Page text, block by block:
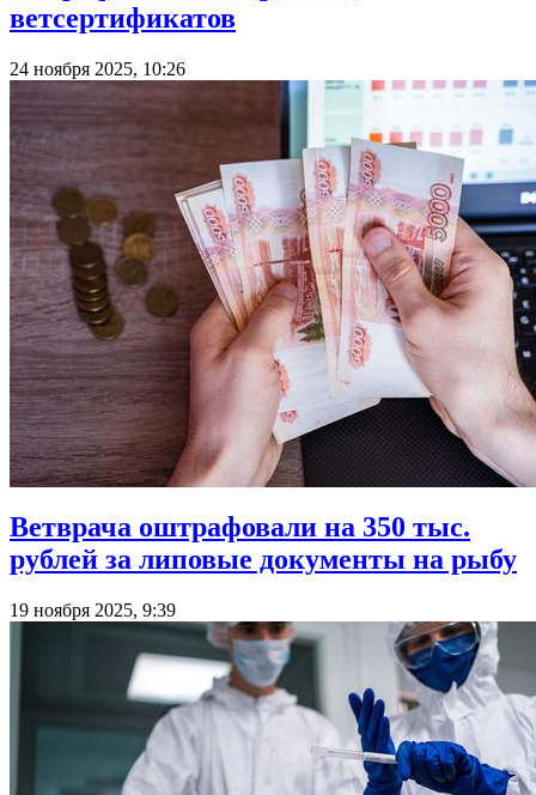
ветсертификатов
24 ноября 2025, 10:26
Ветврача оштрафовали на 350 тыс.
рублей за липовые документы на рыбу
19 ноября 2025, 9:39